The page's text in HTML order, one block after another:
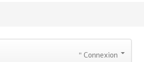
Connexion